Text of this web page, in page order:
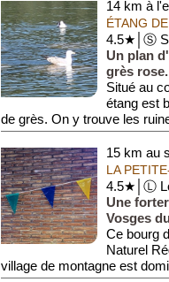
14 km à
ÉTANG
4.5★│Ⓢ
Un plan
grès rose.
Situé au
étang est
de grès. On y trouve les
15 km au
LA
4.5★│Ⓛ
Une
Vosges
Ce bourg
Naturel
village de montagne est